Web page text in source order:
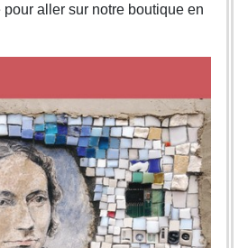
aller sur notre boutique en